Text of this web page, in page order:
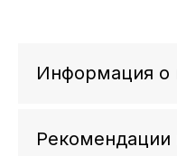
Информация о
Рекомендации